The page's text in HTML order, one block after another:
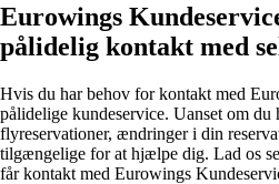
Eurowings
pålidelig kontakt med
Hvis du har behov for kontakt med
pålidelige kundeservice. Uanset om du
flyreservationer, ændringer i din
tilgængelige for at hjælpe dig. Lad os
får kontakt med Eurowings